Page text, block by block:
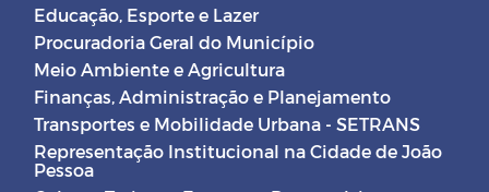
Educação, Esporte e Lazer
Procuradoria Geral do Município
Meio Ambiente e Agricultura
Finanças, Administração e Planejamento
Transportes e Mobilidade Urbana - SETRANS
Representação Institucional na Cidade de João
Pessoa